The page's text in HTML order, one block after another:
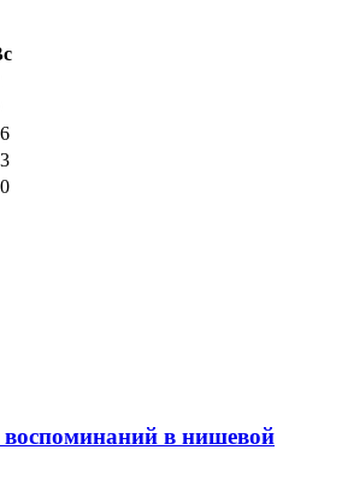
воспоминаний в нишевой